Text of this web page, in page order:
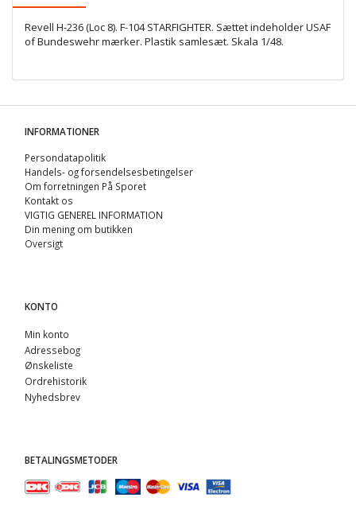
Revell H-236 (Loc 8). F-104 STARFIGHTER. Sættet indeholder USAF
of Bundeswehr mærker. Plastik samlesæt. Skala 1/48.
INFORMATIONER
Persondatapolitik
Handels- og forsendelsesbetingelser
Om forretningen På Sporet
Kontakt os
VIGTIG GENEREL INFORMATION
Din mening om butikken
Oversigt
KONTO
Min konto
Adressebog
Ønskeliste
Ordrehistorik
Nyhedsbrev
BETALINGSMETODER